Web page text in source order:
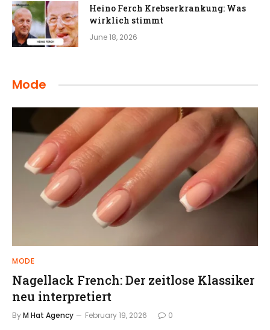
Heino Ferch Krebserkrankung: Was
wirklich stimmt
June 18, 2026
Mode
MODE
Nagellack French: Der zeitlose Klassiker
neu interpretiert
ByM Hat Agency February 19, 2026 0